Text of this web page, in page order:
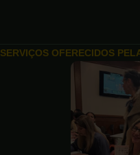
OFERECIDOS